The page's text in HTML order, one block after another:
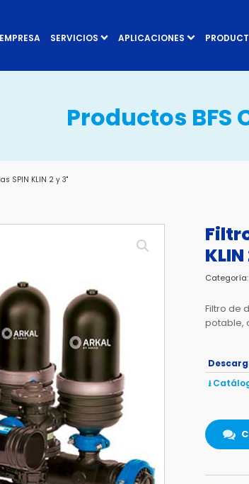
EMPRESA SERVICIOS APLICACIONES
Productos BFS
SPIN KLIN 2 y 3"
Categoría:
Filtro de
potable,
⭳